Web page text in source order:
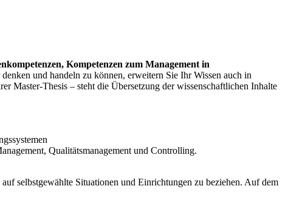
Kompetenzen zum Management in
und handeln zu können, erweitern Sie Ihr Wissen auch in
Master-Thesis – steht die Übersetzung der wissenschaftlichen Inhalte
Qualitätsmanagement und Controlling.
selbstgewählte Situationen und Einrichtungen zu beziehen. Auf dem